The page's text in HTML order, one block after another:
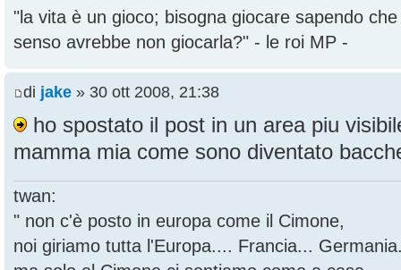
"la vita è un gioco; bisogna giocare sapendo
senso avrebbe non giocarla?" - le roi MP -
di jake » 30 ott 2008, 21:38
ho spostato il post in un area piu
mamma mia come sono diventato
twan:
" non c'è posto in europa come il Cimone,
noi giriamo tutta l'Europa.... Francia...